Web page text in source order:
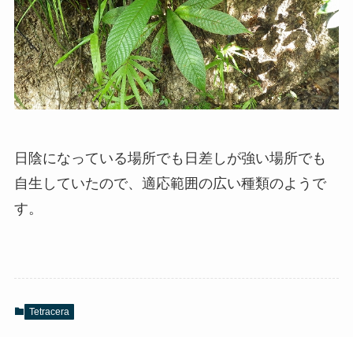
日陰になっている場所でも日差しが強い場所でも
自生していたので、適応範囲の広い種類のようで
す。
Tetracera